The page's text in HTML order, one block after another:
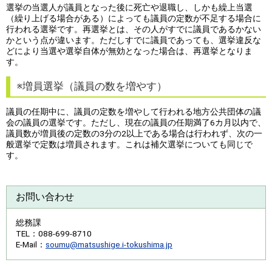
選挙の当選人が議員となった後に死亡や退職し、しかも繰上当選
（繰り上げる場合がある）によっても議員の定数が不足する場合に
行われる選挙です。再選挙とは、その人がすでに議員であるかない
かという点が違います。ただしすでに議員であっても、選挙違反な
どにより当選や選挙自体が無効となった場合は、再選挙となりま
す。
※増員選挙（議員の数を増やす）
議員の任期中に、議員の定数を増やして行われる地方公共団体の議
会の議員の選挙です。ただし、現在の議員の任期満了6カ月以内で、
議員数が増員後の定数の3分の2以上である場合は行われず、次の一
般選挙で定数は増員されます。これは補欠選挙についても同じで
す。
お問い合わせ
総務課
TEL
：088-699-8710
E-Mail ： soumu@matsushige.i-tokushima.jp